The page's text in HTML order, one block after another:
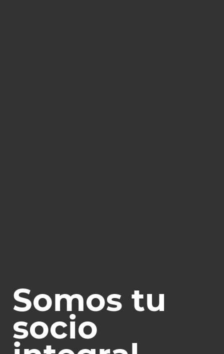
Somos tu
socio